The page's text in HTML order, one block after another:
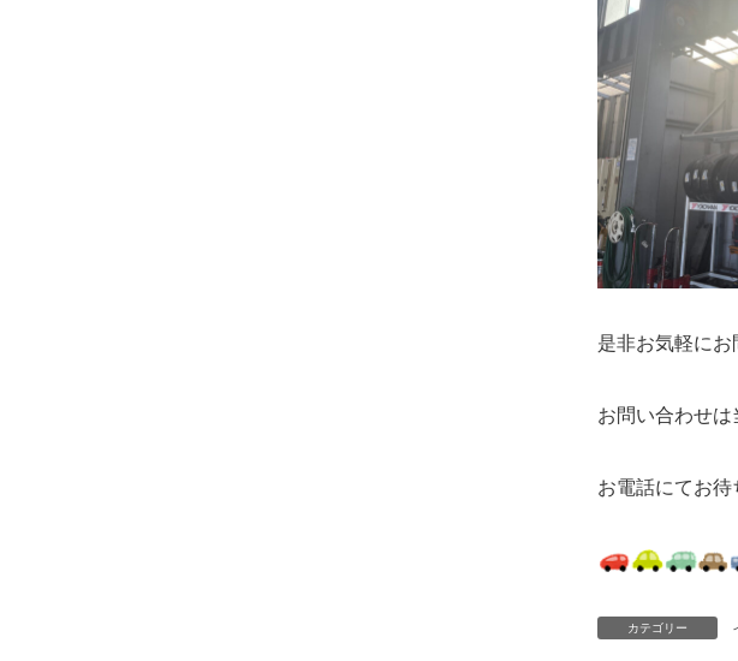
是非お気軽に
お問い合わせ
お電話にてお
カテゴリー